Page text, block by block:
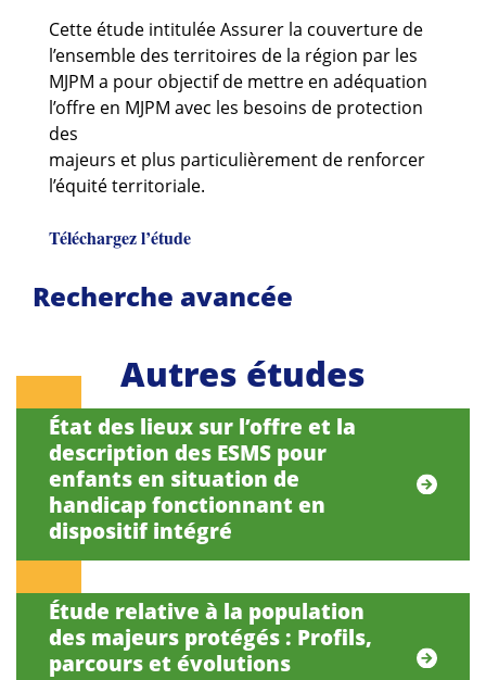
Cette étude intitulée Assurer la couverture de
l’ensemble des territoires de la région par les
MJPM a pour objectif de mettre en adéquation
l’offre en MJPM avec les besoins de protection
des
majeurs et plus particulièrement de renforcer
l’équité territoriale.
Téléchargez l’étude
Recherche avancée
Autres études
État des lieux sur l’offre et la
description des ESMS pour
enfants en situation de
handicap fonctionnant en
dispositif intégré
Étude relative à la population
des majeurs protégés : Profils,
parcours et évolutions